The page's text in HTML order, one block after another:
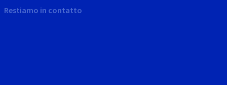
Restiamo in contatto